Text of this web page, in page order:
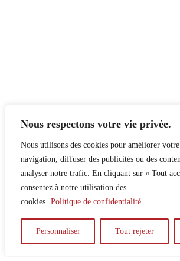
Nous respectons votre vie privée.
Nous utilisons des cookies pour améliorer
navigation, diffuser des publicités ou des
analyser notre trafic. En cliquant sur « Tout
consentez à notre utilisation des
cookies. Politique de confidentialité
Personnaliser Tout rejeter